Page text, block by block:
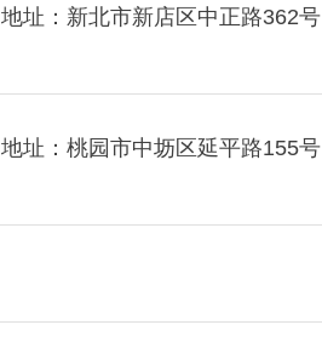
地址：新北市新店区中正路362号
地址：桃园市中坜区延平路155号